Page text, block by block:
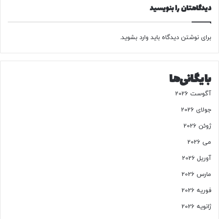
ی
و
ز
ه
ت
ا
ر
م
ی
ن
ه
ر
ب
ا
س
دیدگاهتان را بنویسید
برای نوشتن دیدگاه باید وارد بشوید.
بایگانی‌ها
آگوست 2026
جولای 2026
ژوئن 2026
می 2026
آوریل 2026
مارس 2026
فوریه 2026
ژانویه 2026